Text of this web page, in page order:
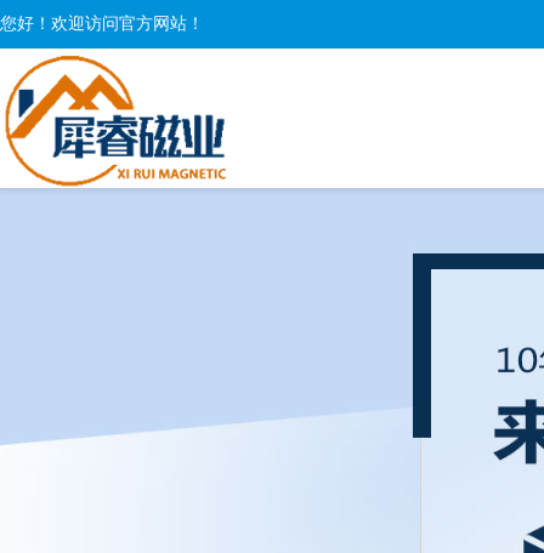
您好！欢迎访问官方网站！